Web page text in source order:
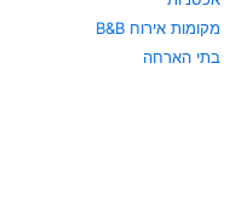
מקומות אירוח B&B
בתי הארחה